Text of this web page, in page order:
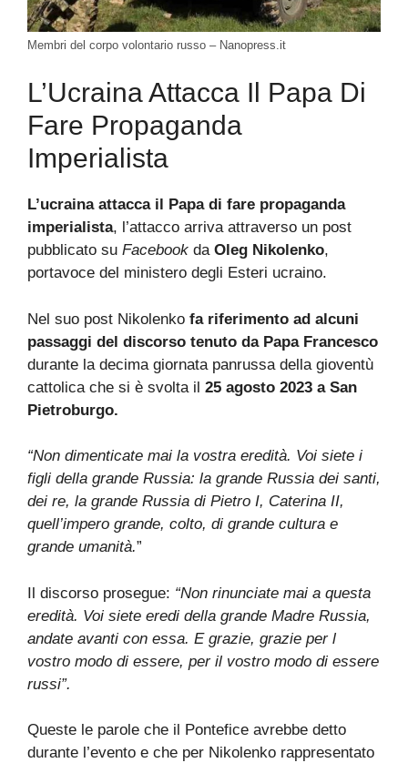
Membri del corpo volontario russo – Nanopress.it
L’Ucraina Attacca Il Papa Di
Fare Propaganda
Imperialista
L’ucraina attacca il Papa di fare propaganda
imperialista, l’attacco arriva attraverso un post
pubblicato su Facebook da Oleg Nikolenko,
portavoce del ministero degli Esteri ucraino.
Nel suo post Nikolenko fa riferimento ad alcuni
passaggi del discorso tenuto da Papa Francesco
durante la decima giornata panrussa della gioventù
cattolica che si è svolta il 25 agosto 2023 a San
Pietroburgo.
“Non dimenticate mai la vostra eredità. Voi siete i
figli della grande Russia: la grande Russia dei santi,
dei re, la grande Russia di Pietro I, Caterina II,
quell’impero grande, colto, di grande cultura e
grande umanità.”
Il discorso prosegue: “Non rinunciate mai a questa
eredità. Voi siete eredi della grande Madre Russia,
andate avanti con essa. E grazie, grazie per l
vostro modo di essere, per il vostro modo di essere
russi”.
Queste le parole che il Pontefice avrebbe detto
durante l’evento e che per Nikolenko rappresentato